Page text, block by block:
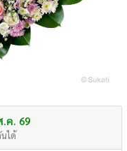
.ค. 69
ได้